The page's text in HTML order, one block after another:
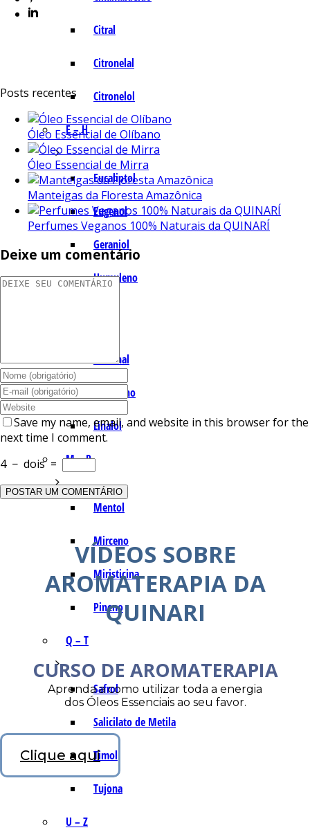
Citral
Citronelal
Citronelol
E – H
Eucaliptol
Eugenol
Geraniol
Humuleno
Lemonal
Limoneno
Linalol
M – P
Mentol
Mirceno
Miristicina
Pineno
Q – T
Safrol
Salicilato de Metila
Timol
Tujona
U – Z
Posts recentes
Óleo Essencial de Olíbano
Óleo Essencial de Mirra
Manteigas da Floresta Amazônica
Perfumes Veganos 100% Naturais da QUINARÍ
Deixe um comentário
Save my name, email, and website in this browser for the
next time I comment.
4 − dois =
VÍDEOS SOBRE
AROMATERAPIA DA
QUINARI
CURSO DE AROMATERAPIA
Aprenda a como utilizar toda a energia
dos Óleos Essenciais ao seu favor.
Clique aqui